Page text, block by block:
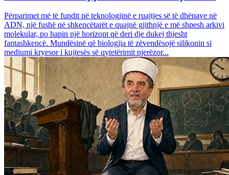
Përparimet më të fundit në teknologjinë e ruajtjes së të dhënave në
ADN, një fushë që shkencëtarët e quajnë gjithnjë e më shpesh arkivi
molekular, po hapin një horizont që deri dje dukej thjesht
fantashkencë. Mundësinë që biologjia të zëvendësojë silikonin si
mediumi kryesor i kujtesës së qytetërimit njerëzor...